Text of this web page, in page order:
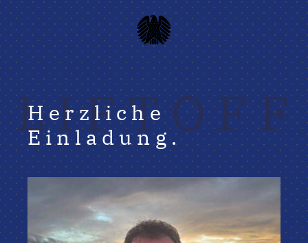
LIFTOFF
Herzliche
Einladung.